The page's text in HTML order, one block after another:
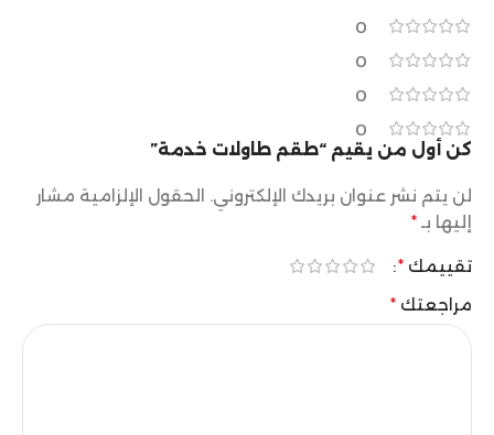
0
0
0
0
كن أول من يقيم “طقم طاولات خدمة”
لن يتم نشر عنوان بريدك الإلكتروني. الحقول الإلزامية مشار
إليها بـ *
تقييمك *
مراجعتك *